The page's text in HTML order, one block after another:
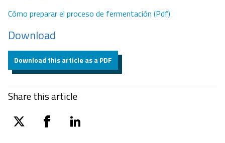
Cómo preparar el proceso de fermentación (Pdf)
Download
Download this article as a PDF
Share this article
twitter facebooklinkedin